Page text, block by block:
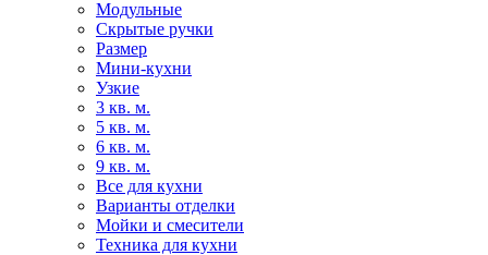
Модульные
Скрытые ручки
Размер
Мини-кухни
Узкие
3 кв. м.
5 кв. м.
6 кв. м.
9 кв. м.
Все для кухни
Варианты отделки
Мойки и смесители
Техника для кухни